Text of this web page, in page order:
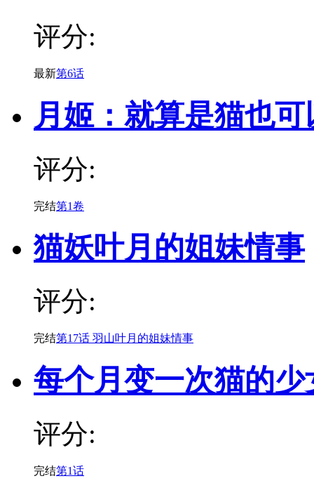
评分:
最新第6话
月姬：就算是猫也可
评分:
完结第1卷
猫妖叶月的姐妹情事
评分:
完结第17话 羽山叶月的姐妹情事
每个月变一次猫的少
评分:
完结第1话